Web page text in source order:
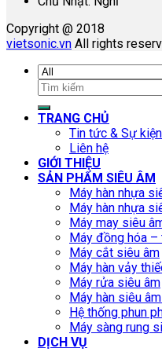
Copyright @ 2018
vietsonic.vn All rights
Tìm
kiếm:
TRANG CHỦ
Tin tức & Sự kiện
Liên hệ
GIỚI THIỆU
SẢN PHẨM SIÊU ÂM
Máy hàn nhựa
Máy hàn nhựa
Máy may siêu
Máy đồng hóa
Máy cắt siêu âm
Máy hàn vảy
Máy rửa siêu âm
Máy hàn siêu
Hệ thống phun
Máy sàng rung
DỊCH VỤ